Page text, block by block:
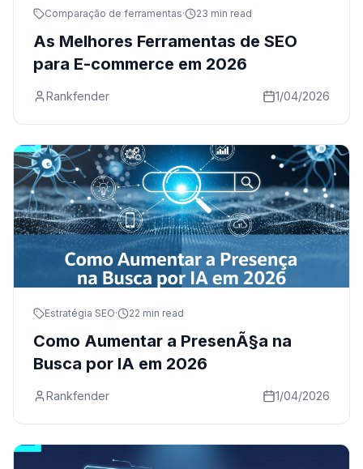
Comparação de ferramentas· 23 min read
As Melhores Ferramentas de SEO
para E-commerce em 2026
Rankfender 1/04/2026
Estratégia SEO· 22 min read
Como Aumentar a PresenÃ§a na
Busca por IA em 2026
Rankfender 1/04/2026